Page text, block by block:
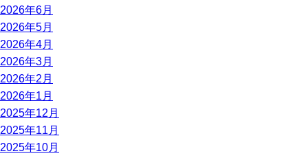
2026年6月
2026年5月
2026年4月
2026年3月
2026年2月
2026年1月
2025年12月
2025年11月
2025年10月